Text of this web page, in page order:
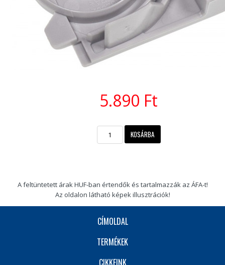
5.890 Ft
A feltüntetett árak HUF-ban értendők és tartalmazzák az ÁFA-t!
Az oldalon látható képek illusztrációk!
CÍMOLDAL
TERMÉKEK
CIKKEINK